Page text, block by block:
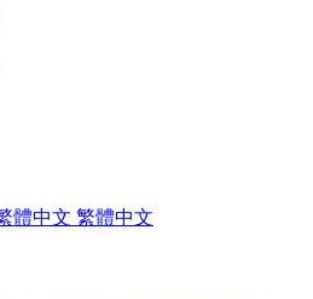
繁體中文